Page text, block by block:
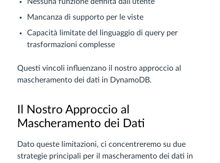
Mancanza di supporto per le viste
Capacità limitate del linguaggio di query per
trasformazioni complesse
Questi vincoli influenzano il nostro approccio al
mascheramento dei dati in DynamoDB.
Il Nostro Approccio al
Mascheramento dei Dati
Dato queste limitazioni, ci concentreremo su due
strategie principali per il mascheramento dei dati in